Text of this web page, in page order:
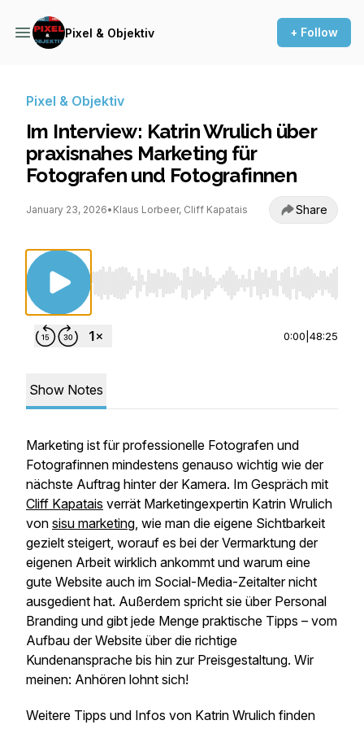
Pixel & Objektiv + Follow
Pixel & Objektiv
Im Interview: Katrin Wrulich über
praxisnahes Marketing für
Fotografen und Fotografinnen
January 23, 2026• Klaus Lorbeer, Cliff Kapatais Share
Use Left/Right to seek, Home/End to jump to
0:00 48:25
Show Notes
Marketing ist für professionelle Fotografen und
Fotografinnen mindestens genauso wichtig wie der
nächste Auftrag hinter der Kamera. Im Gespräch mit
Cliff Kapatais verrät Marketingexpertin Katrin Wrulich
von sisu marketing, wie man die eigene Sichtbarkeit
gezielt steigert, worauf es bei der Vermarktung der
eigenen Arbeit wirklich ankommt und warum eine
gute Website auch im Social-Media-Zeitalter nicht
ausgedient hat. Außerdem spricht sie über Personal
Branding und gibt jede Menge praktische Tipps – vom
Aufbau der Website über die richtige
Kundenansprache bis hin zur Preisgestaltung. Wir
meinen: Anhören lohnt sich!
Weitere Tipps und Infos von Katrin Wrulich finden